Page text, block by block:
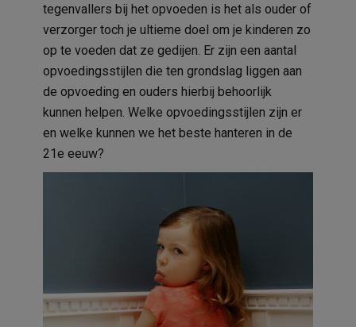
tegenvallers bij het opvoeden is het als ouder of
verzorger toch je ultieme doel om je kinderen zo
op te voeden dat ze gedijen. Er zijn een aantal
opvoedingsstijlen die ten grondslag liggen aan
de opvoeding en ouders hierbij behoorlijk
kunnen helpen. Welke opvoedingsstijlen zijn er
en welke kunnen we het beste hanteren in de
21e eeuw?